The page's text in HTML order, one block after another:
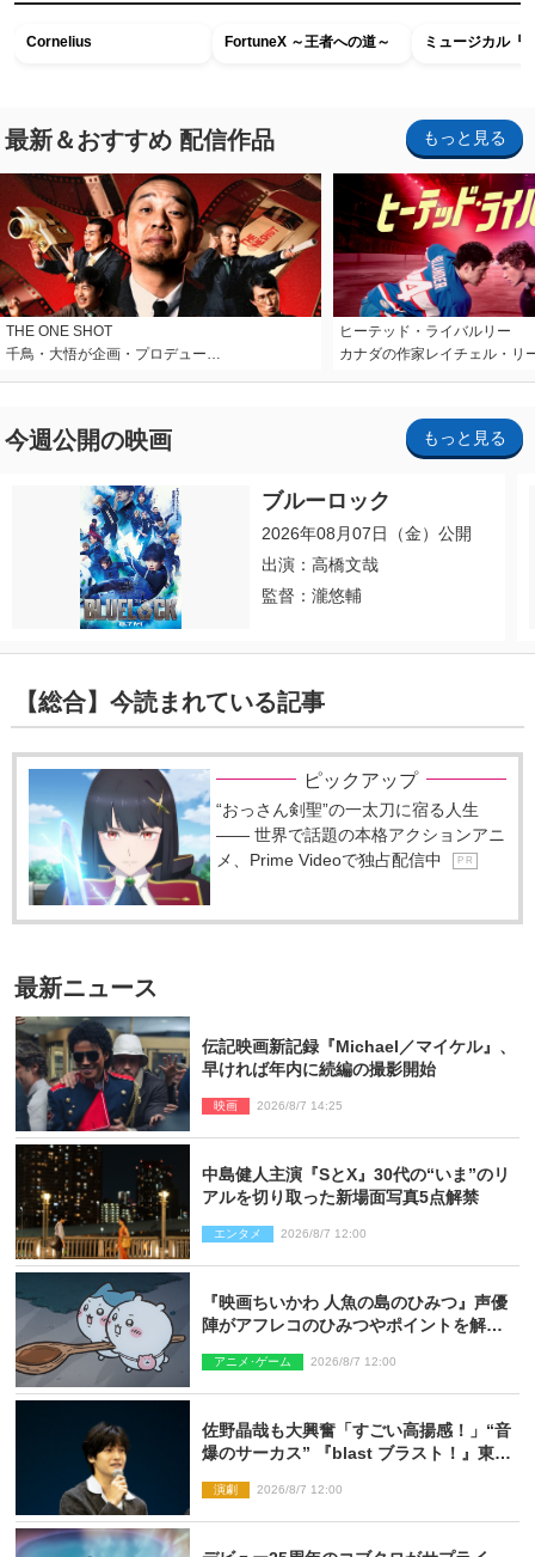
Cornelius FortuneX ～王者への道～ ミュージカル『
最新＆おすすめ 配信作品 もっと見る
THE ONE SHOT
千鳥・大悟が企画・プロデュー…
ヒーテッド・ライバルリー
カナダの作家レイチェル・リ
今週公開の映画 もっと見る
ブルーロック
2026年08月07日（金）公開
出演：高橋文哉
監督：瀧悠輔
【総合】今読まれている記事
ピックアップ
“おっさん剣聖”の一太刀に宿る人生
―― 世界で話題の本格アクションアニ
メ、Prime Videoで独占配信中
P R
最新ニュース
伝記映画新記録『Michael／マイケル』、
早ければ年内に続編の撮影開始
映画 2026/8/7 14:25
中島健人主演『SとX』30代の“いま”のリ
アルを切り取った新場面写真5点解禁
エンタメ 2026/8/7 12:00
『映画ちいかわ 人魚の島のひみつ』声優
陣がアフレコのひみつやポイントを解
アニメ･ゲーム 2026/8/7 12:00
佐野晶哉も大興奮「すごい高揚感！」“音
爆のサーカス” 『blast ブラスト！』東京
演劇 2026/8/7 12:00